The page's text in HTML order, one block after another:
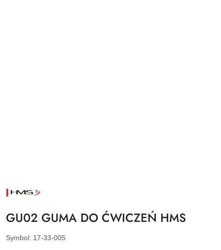
NAZWA
PRODUCENTA:
GU02 GUMA DO ĆWICZEŃ HMS
Symbol: 17-33-005